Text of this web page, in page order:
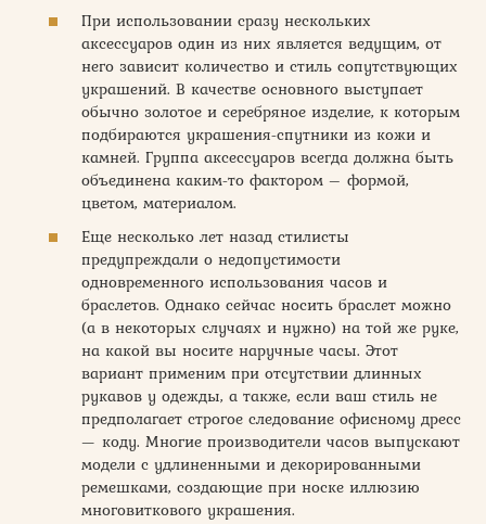
При использовании сразу нескольких
аксессуаров один из них является ведущим, от
него зависит количество и стиль сопутствующих
украшений. В качестве основного выступает
обычно золотое и серебряное изделие, к которым
подбираются украшения-спутники из кожи и
камней. Группа аксессуаров всегда должна быть
объединена каким-то фактором – формой,
цветом, материалом.
Еще несколько лет назад стилисты
предупреждали о недопустимости
одновременного использования часов и
браслетов. Однако сейчас носить браслет можно
(а в некоторых случаях и нужно) на той же руке,
на какой вы носите наручные часы. Этот
вариант применим при отсутствии длинных
рукавов у одежды, а также, если ваш стиль не
предполагает строгое следование офисному дресс
— коду. Многие производители часов выпускают
модели с удлиненными и декорированными
ремешками, создающие при носке иллюзию
многовиткового украшения.